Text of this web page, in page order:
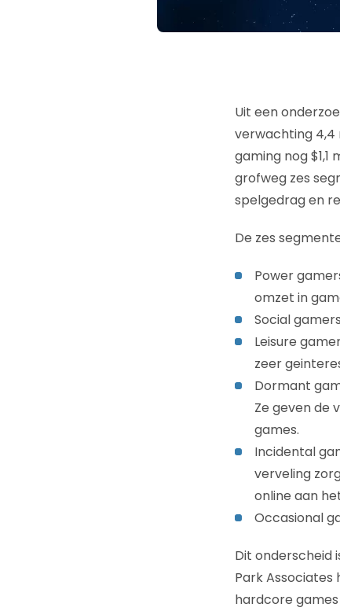
Uit een
verwachting 4,4
gaming nog $1,1
grofweg zes
spelgedrag en
De zes
Power
omzet in
Social
Leisure
zeer
Dormant
Ze geven de
games.
Incidental
verveling
online aan
Occasional
Dit onderscheid
Park
hardcore